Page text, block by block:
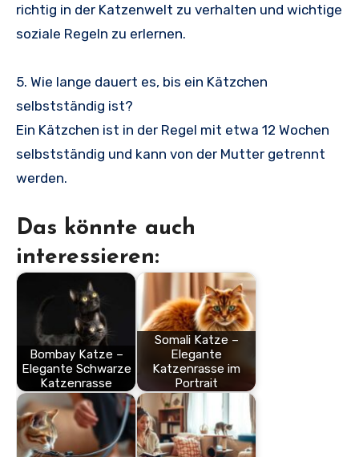
richtig in der Katzenwelt zu verhalten und wichtige
soziale Regeln zu erlernen.
5. Wie lange dauert es, bis ein Kätzchen
selbstständig ist?
Ein Kätzchen ist in der Regel mit etwa 12 Wochen
selbstständig und kann von der Mutter getrennt
werden.
Das könnte auch
interessieren:
Bombay Katze –
Elegante Schwarze
Katzenrasse
Somali Katze –
Elegante
Katzenrasse im
Portrait